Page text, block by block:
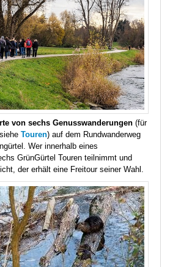
von sechs Genusswanderungen (für
Touren) auf dem Rundwanderweg
Wer innerhalb eines
GrünGürtel Touren teilnimmt und
der erhält eine Freitour seiner Wahl.